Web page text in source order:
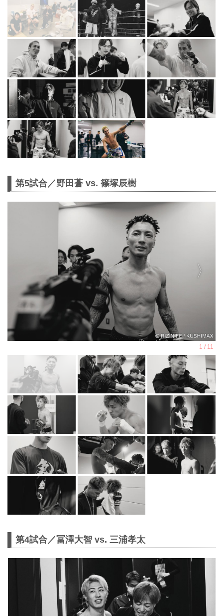
第5試合／野田蒼 vs. 篠塚辰樹
第4試合／冨澤大智 vs. 三浦孝太